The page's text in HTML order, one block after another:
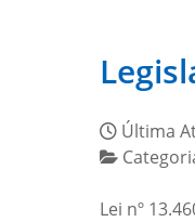
Última
Lei nº